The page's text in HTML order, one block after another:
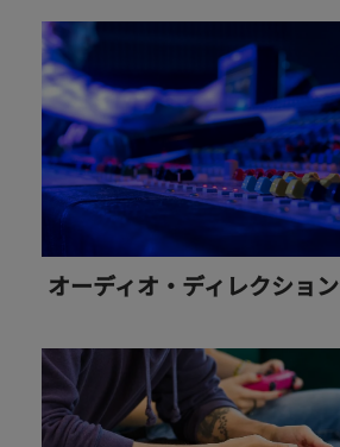
オーディオ・ディレクション